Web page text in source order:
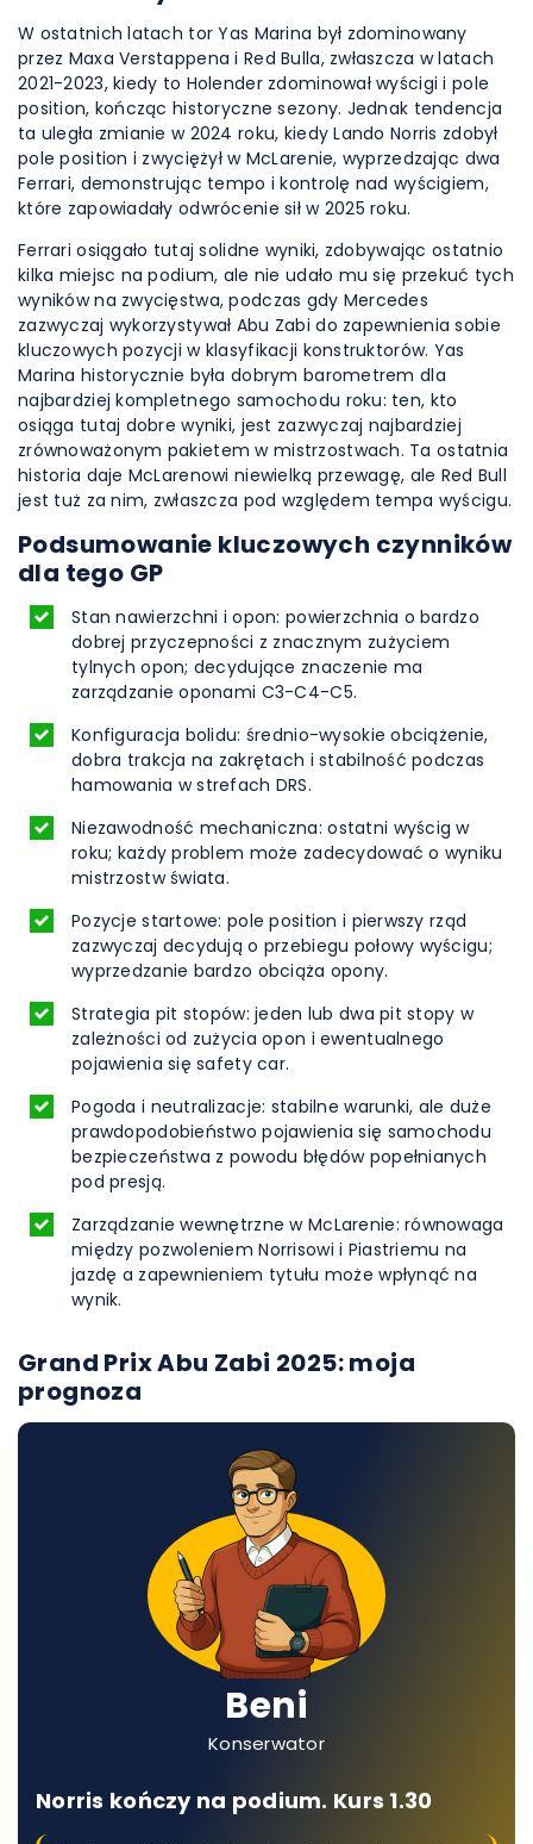
W ostatnich latach tor Yas Marina był zdominowany
przez Maxa Verstappena i Red Bulla, zwłaszcza w latach
2021-2023, kiedy to Holender zdominował wyścigi i pole
position, kończąc historyczne sezony. Jednak tendencja
ta uległa zmianie w 2024 roku, kiedy Lando Norris zdobył
pole position i zwyciężył w McLarenie, wyprzedzając dwa
Ferrari, demonstrując tempo i kontrolę nad wyścigiem,
które zapowiadały odwrócenie sił w 2025 roku.
Ferrari osiągało tutaj solidne wyniki, zdobywając ostatnio
kilka miejsc na podium, ale nie udało mu się przekuć tych
wyników na zwycięstwa, podczas gdy Mercedes
zazwyczaj wykorzystywał Abu Zabi do zapewnienia sobie
kluczowych pozycji w klasyfikacji konstruktorów. Yas
Marina historycznie była dobrym barometrem dla
najbardziej kompletnego samochodu roku: ten, kto
osiąga tutaj dobre wyniki, jest zazwyczaj najbardziej
zrównoważonym pakietem w mistrzostwach. Ta ostatnia
historia daje McLarenowi niewielką przewagę, ale Red Bull
jest tuż za nim, zwłaszcza pod względem tempa wyścigu.
Podsumowanie kluczowych czynników
dla tego GP
Stan nawierzchni i opon: powierzchnia o bardzo
dobrej przyczepności z znacznym zużyciem
tylnych opon; decydujące znaczenie ma
zarządzanie oponami C3-C4-C5.
Konfiguracja bolidu: średnio-wysokie obciążenie,
dobra trakcja na zakrętach i stabilność podczas
hamowania w strefach DRS.
Niezawodność mechaniczna: ostatni wyścig w
roku; każdy problem może zadecydować o wyniku
mistrzostw świata.
Pozycje startowe: pole position i pierwszy rząd
zazwyczaj decydują o przebiegu połowy wyścigu;
wyprzedzanie bardzo obciąża opony.
Strategia pit stopów: jeden lub dwa pit stopy w
zależności od zużycia opon i ewentualnego
pojawienia się safety car.
Pogoda i neutralizacje: stabilne warunki, ale duże
prawdopodobieństwo pojawienia się samochodu
bezpieczeństwa z powodu błędów popełnianych
pod presją.
Zarządzanie wewnętrzne w McLarenie: równowaga
między pozwoleniem Norrisowi i Piastriemu na
jazdę a zapewnieniem tytułu może wpłynąć na
wynik.
Grand Prix Abu Zabi 2025: moja
prognoza
Beni
Konserwator
Norris kończy na podium. Kurs 1.30